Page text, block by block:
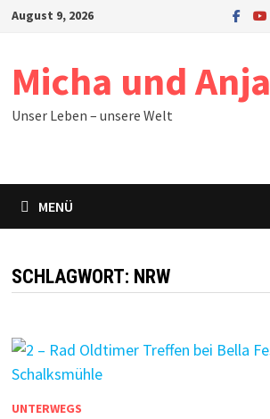
Zum
August 9, 2026
Micha und Anja
Unser Leben – unsere Welt
MENÜ
SCHLAGWORT: NRW
UNTERWEGS